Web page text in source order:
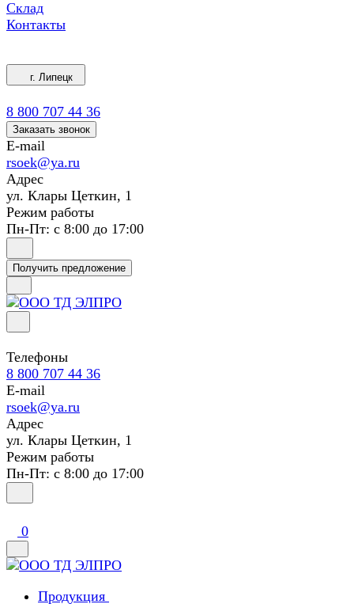
Склад
Контакты
г. Липецк
8 800 707 44 36
Заказать звонок
E-mail
rsoek@ya.ru
Адрес
ул. Клары Цеткин, 1
Режим работы
Пн-Пт: с 8:00 до 17:00
Получить предложение
Телефоны
8 800 707 44 36
E-mail
rsoek@ya.ru
Адрес
ул. Клары Цеткин, 1
Режим работы
Пн-Пт: с 8:00 до 17:00
0
Продукция